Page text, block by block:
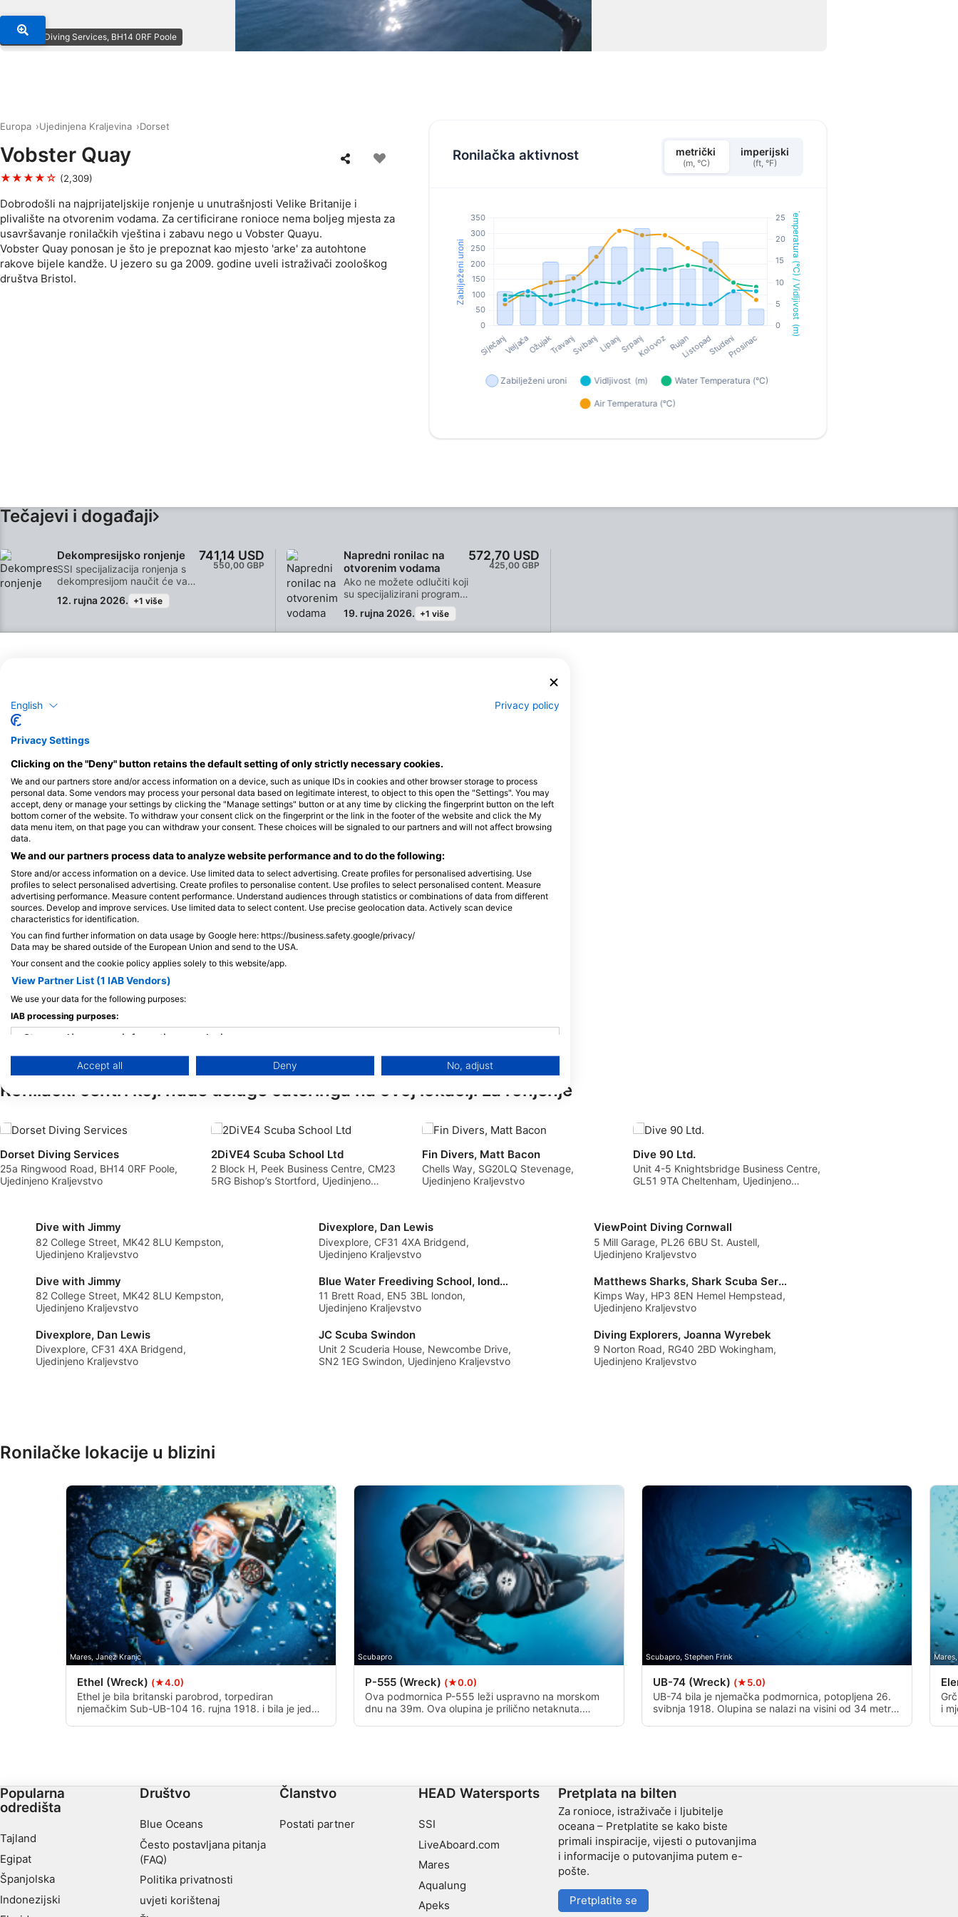
© Dorset Diving Services, BH14 0RF Poole
Europa Ujedinjena Kraljevina Dorset
Vobster Quay
★★★★☆ (2,309)
Dobrodošli na najprijateljskije ronjenje u unutrašnjosti Velike Britanije i
plivalište na otvorenim vodama. Za certificirane ronioce nema boljeg mjesta za
usavršavanje ronilačkih vještina i zabavu nego u Vobster Quayu.
Vobster Quay ponosan je što je prepoznat kao mjesto 'arke' za autohtone
rakove bijele kandže. U jezero su ga 2009. godine uveli istraživači zoološkog
društva Bristol.
Ronilačka aktivnost metrički
(m, °C)
imperijski
(ft, °F)
Tečajevi i događaji
Dekompresijsko ronjenje
SSI specijalizacija ronjenja s
dekompresijom naučit će vas
kako roniti izvan granica bez
dekompresije. Naučit ćete
maksimalne dubine od 40
ćete i vježbati kako
uključujući promjenu plinova,
izlaska na površinu i vrijeme
do izrona. Korištenje ovih
računalnih funkcija postat će
vam druga priroda,
omogućujući vam sigurno
provođenje zarona s
ograničenom dekompresijom
Nakon završetka steći ćete
SSI certifikat specijalizacije
ronjenja s dekompresijom i
moći ćete istraživati ​​
zapanjujuća mjesta za
duboke zarone ili veće olupine
bez ograničenja
tradicionalnim ograničenjima
bez dekompresije.
Mogućnosti za proširenje
vaših ronilačkih avantura
upravo su postale veće!
12. rujna 2026. +1 više
741,14 USD
550,00 GBP
Napredni ronilac na
otvorenim vodama
Ako ne možete odlučiti koji
su specijalizirani programi
najbolji izbor za vas,
pridružite se SSI
Advanced Open Water
ronilačke avanture.
Tijekom naprednog
programa Open Water
Diver isprobat ćete 5
različitih specijalnosti.
Nakon sveobuhvatnog
instruktorom, završit ćete
jedno ronjenje na
otvorenim vodama po
specijalnosti. S ovim
probnim programom
specijaliziranog ronjenja
istraživanja. Možete
19. rujna 2026. +1 više
572,70 USD
425,00 GBP
Potencijalno opažanje divljih životinja
iStock-jpa1999
Grgeč
610
Shutterstock-dushkovladimir
Crayfish
Ronilački centri koji nude usluge cateringa na ovoj lokaciji za ronjenje
Dorset Diving Services
25a Ringwood Road, BH14 0RF Poole,
Ujedinjeno Kraljevstvo
2DiVE4 Scuba School Ltd
2 Block H, Peek Business Centre, CM23
5RG Bishop’s Stortford, Ujedinjeno
Fin Divers, Matt Bacon
Chells Way, SG20LQ Stevenage,
Ujedinjeno Kraljevstvo
Dive 90 Ltd.
Unit 4-5 Knightsbridge Business Centre,
GL51 9TA Cheltenham, Ujedinjeno
Dive with Jimmy
82 College Street, MK42 8LU Kempston,
Ujedinjeno Kraljevstvo
Dive with Jimmy
82 College Street, MK42 8LU Kempston,
Ujedinjeno Kraljevstvo
Divexplore, Dan Lewis
Divexplore, CF31 4XA Bridgend,
Ujedinjeno Kraljevstvo
Divexplore, Dan Lewis
Divexplore, CF31 4XA Bridgend,
Ujedinjeno Kraljevstvo
Blue Water Freediving School, london Freediving Centre
11 Brett Road, EN5 3BL london,
Ujedinjeno Kraljevstvo
JC Scuba Swindon
Unit 2 Scuderia House, Newcombe Drive,
SN2 1EG Swindon, Ujedinjeno Kraljevstvo
ViewPoint Diving Cornwall
5 Mill Garage, PL26 6BU St. Austell,
Ujedinjeno Kraljevstvo
Matthews Sharks, Shark Scuba Servicing
Kimps Way, HP3 8EN Hemel Hempstead,
Ujedinjeno Kraljevstvo
Diving Explorers, Joanna Wyrebek
9 Norton Road, RG40 2BD Wokingham,
Ujedinjeno Kraljevstvo
Ronilačke lokacije u blizini
Mares, Janez Kranjc
Ethel (Wreck) (★4.0)
Ethel je bila britanski parobrod, torpediran
njemačkim Sub-UB-104 16. rujna 1918. i bila je jedna
Scubapro
P-555 (Wreck) (★0.0)
Ova podmornica P-555 leži uspravno na morskom
dnu na 39m. Ova olupina je prilično netaknuta.
Scubapro, Stephen Frink
UB-74 (Wreck) (★5.0)
UB-74 bila je njemačka podmornica, potopljena 26.
svibnja 1918. Olupina se nalazi na visini od 34 metra,
i
Popularna
odredišta
Tajland
Egipat
Španjolska
Indonezijski
Društvo
Blue Oceans
Često postavljana pitanja
(FAQ)
Politika privatnosti
uvjeti korištenaj
Članstvo
Postati partner
HEAD Watersports
SSI
LiveAboard.com
Mares
Aqualung
Apeks
Pretplata na bilten
Za ronioce, istraživače i ljubitelje
oceana – Pretplatite se kako biste
primali inspiracije, vijesti o putovanjima
i informacije o putovanjima putem e-
pošte.
Pretplatite se
English Privacy policy
Privacy Settings
Clicking on the "Deny" button retains the default setting of only strictly necessary cookies.
We and our partners store and/or access information on a device, such as unique IDs in cookies and other browser storage to process
personal data. Some vendors may process your personal data based on legitimate interest, to object to this open the "Settings". You may
accept, deny or manage your settings by clicking the "Manage settings" button or at any time by clicking the fingerprint button on the left
bottom corner of the website. To withdraw your consent click on the fingerprint or the link in the footer of the website and click the My
data menu item, on that page you can withdraw your consent. These choices will be signaled to our partners and will not affect browsing
data.
We and our partners process data to analyze website performance and to do the following:
Store and/or access information on a device. Use limited data to select advertising. Create profiles for personalised advertising. Use
profiles to select personalised advertising. Create profiles to personalise content. Use profiles to select personalised content. Measure
advertising performance. Measure content performance. Understand audiences through statistics or combinations of data from different
sources. Develop and improve services. Use limited data to select content. Use precise geolocation data. Actively scan device
characteristics for identification.
You can find further information on data usage by Google here: https://business.safety.google/privacy/
Data may be shared outside of the European Union and send to the USA.
Your consent and the cookie policy applies solely to this website/app.
View Partner List (1 IAB Vendors)
We use your data for the following purposes:
IAB processing purposes:
Store and/or access information on a device
Use limited data to select advertising
Create profiles for personalised advertising
Use profiles to select personalised advertising
Create profiles to personalise content
Use profiles to select personalised content
Measure content performance
Develop and improve services
Use limited data to select content
IAB Special Features:
Necessary
Functional
Advertising
Accept all Deny No, adjust